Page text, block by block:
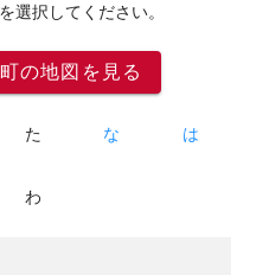
選択してください。
の地図を見る
た な は
わ